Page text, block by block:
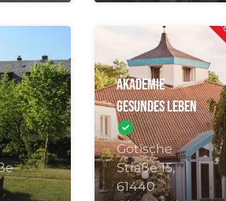
Akademie
Gesundes Leben
Gotische
Straße 15,
61440
Oberursel